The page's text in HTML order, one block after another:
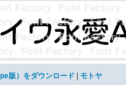
版）をダウンロード モトヤ